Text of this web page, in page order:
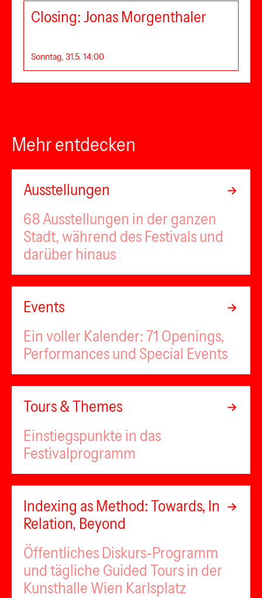
Closing: Jonas Morgenthaler
Sonntag, 31.5. 14:00
Mehr entdecken
Ausstellungen
68 Ausstellungen in der ganzen
Stadt, während des Festivals und
darüber hinaus
Events
Ein voller Kalender: 71 Openings,
Performances und Special Events
Tours & Themes
Einstiegspunkte in das
Festivalprogramm
Indexing as Method: Towards, In
Relation, Beyond
Öffentliches Diskurs-Programm
und tägliche Guided Tours in der
Kunsthalle Wien Karlsplatz